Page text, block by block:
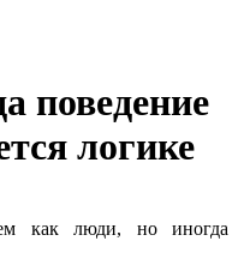
поведение
логике
как люди, но иногда